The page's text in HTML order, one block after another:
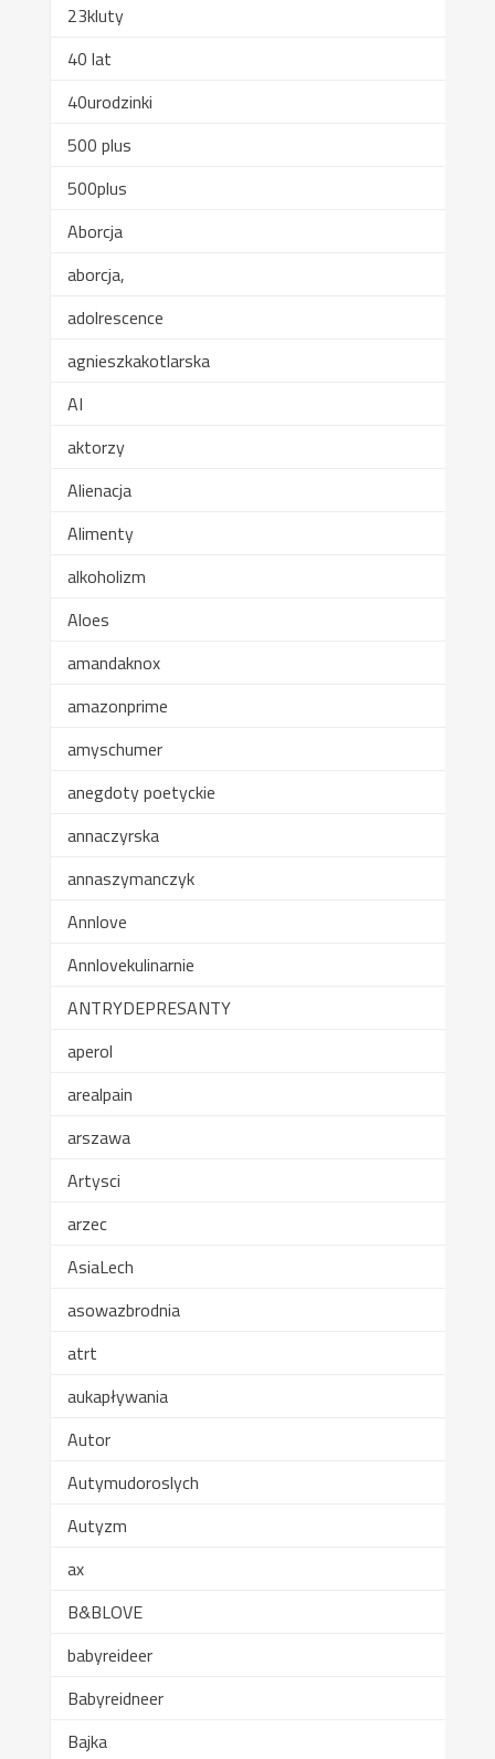
23kluty
40 lat
40urodzinki
500 plus
500plus
Aborcja
aborcja,
adolrescence
agnieszkakotlarska
AI
aktorzy
Alienacja
Alimenty
alkoholizm
Aloes
amandaknox
amazonprime
amyschumer
anegdoty poetyckie
annaczyrska
annaszymanczyk
Annlove
Annlovekulinarnie
ANTRYDEPRESANTY
aperol
arealpain
arszawa
Artysci
arzec
AsiaLech
asowazbrodnia
atrt
aukapływania
Autor
Autymudoroslych
Autyzm
ax
B&BLOVE
babyreideer
Babyreidneer
Bajka